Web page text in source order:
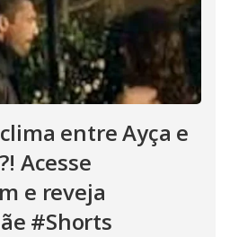
entre Ayça e
Acesse
e reveja
#Shorts